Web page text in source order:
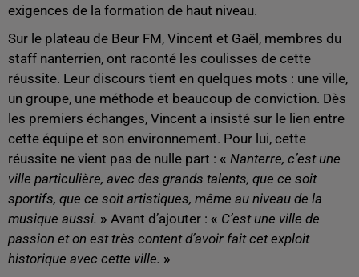
exigences de la formation de haut niveau.
Sur le plateau de Beur FM, Vincent et Gaël, membres du
staff nanterrien, ont raconté les coulisses de cette
réussite. Leur discours tient en quelques mots : une ville,
un groupe, une méthode et beaucoup de conviction. Dès
les premiers échanges, Vincent a insisté sur le lien entre
cette équipe et son environnement. Pour lui, cette
réussite ne vient pas de nulle part : « Nanterre, c’est une
ville particulière, avec des grands talents, que ce soit
sportifs, que ce soit artistiques, même au niveau de la
musique aussi. » Avant d’ajouter : « C’est une ville de
passion et on est très content d’avoir fait cet exploit
historique avec cette ville. »